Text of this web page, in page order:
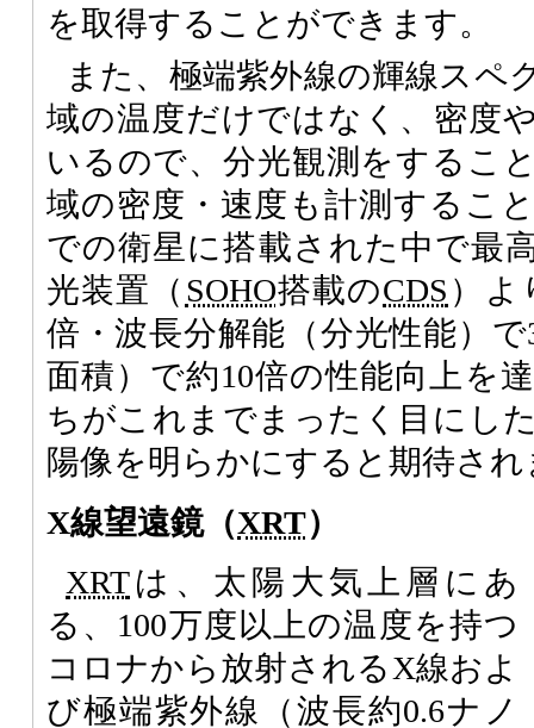
を取得することができます。
また、極端紫外線の輝線スペ
域の温度だけではなく、密度
いるので、分光観測をするこ
域の密度・速度も計測するこ
での衛星に搭載された中で最
光装置（ SOHO搭載のCDS ）よ
倍・波長分解能（分光性能）
面積）で約10倍の性能向上を
ちがこれまでまったく目にし
陽像を明らかにすると期待され
X線望遠鏡（XRT）
XRTは、太陽大気上層にあ
る、100万度以上の温度を持つ
コロナから放射されるX線およ
び極端紫外線（波長約0.6ナノ